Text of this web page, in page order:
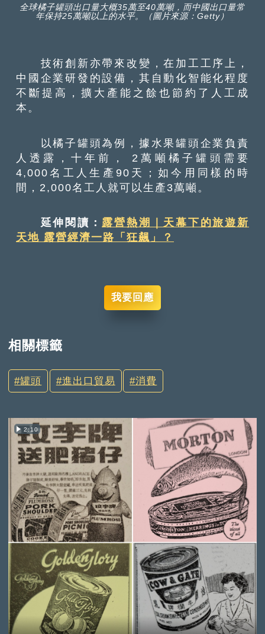
全球橘子罐頭出口量大概35萬至40萬噸，而中國出口量常
年保持25萬噸以上的水平。（圖片來源：Getty）
技術創新亦帶來改變，在加工工序上，
中國企業研發的設備，其自動化智能化程度
不斷提高，擴大產能之餘也節約了人工成
本。
以橘子罐頭為例，據水果罐頭企業負責
人透露，十年前， 2萬噸橘子罐頭需要
4,000名工人生產90天；如今用同樣的時
間，2,000名工人就可以生產3萬噸。
延伸閱讀： 露營熱潮｜天幕下的旅遊新
天地 露營經濟一路「狂飆」？
我要回應
相關標籤
罐頭 進出口貿易 消費
2:10